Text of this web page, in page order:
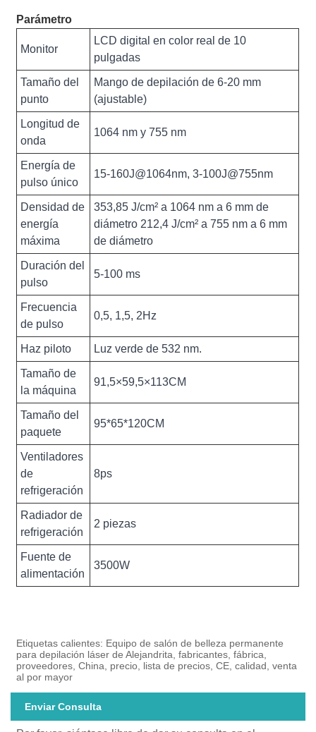
Parámetro
Monitor
LCD digital en color real de 10
pulgadas
Tamaño del
punto
Mango de depilación de 6-20 mm
(ajustable)
Longitud de
onda
1064 nm y 755 nm
Energía de
pulso único
15-160J@1064nm, 3-100J@755nm
Densidad de
energía
máxima
353,85 J/cm² a 1064 nm a 6 mm de
diámetro 212,4 J/cm² a 755 nm a 6 mm
de diámetro
Duración del
pulso
5-100 ms
Frecuencia
de pulso
0,5, 1,5, 2Hz
Haz piloto Luz verde de 532 nm.
Tamaño de
la máquina
91,5×59,5×113CM
Tamaño del
paquete
95*65*120CM
Ventiladores
de
refrigeración
8ps
Radiador de
refrigeración
2 piezas
Fuente de
alimentación
3500W
Etiquetas calientes: Equipo de salón de belleza permanente
para depilación láser de Alejandrita, fabricantes, fábrica,
proveedores, China, precio, lista de precios, CE, calidad, venta
al por mayor
Enviar Consulta